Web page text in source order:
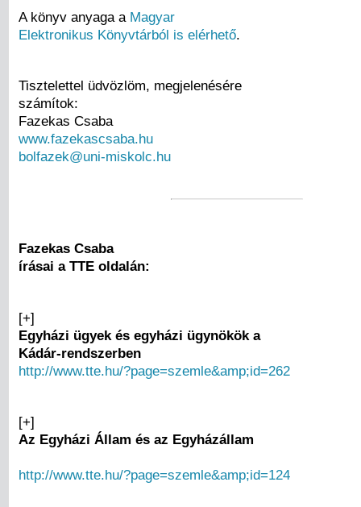
A könyv anyaga a Magyar
Elektronikus Könyvtárból is elérhető.
Tisztelettel üdvözlöm, megjelenésére
számítok:
Fazekas Csaba
www.fazekascsaba.hu
bolfazek@uni-miskolc.hu
Fazekas Csaba
írásai a TTE oldalán:
[+]
Egyházi ügyek és egyházi ügynökök a
Kádár-rendszerben
http://www.tte.hu/?page=szemle&amp;id=262
[+]
Az Egyházi Állam és az Egyházállam
http://www.tte.hu/?page=szemle&amp;id=124